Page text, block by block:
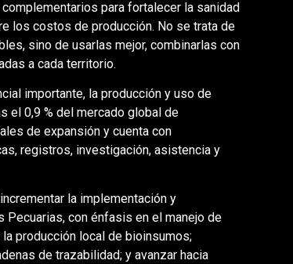
para fortalecer la sanidad
los costos de producción. No se trata de
sino de usarlas mejor, combinarlas con
a cada territorio.
importante, la producción y uso de
el 0,9 % del mercado global de
de expansión y cuenta con
registros, investigación, asistencia y
la implementación y
con énfasis en el manejo de
producción local de bioinsumos;
de trazabilidad; y avanzar hacia